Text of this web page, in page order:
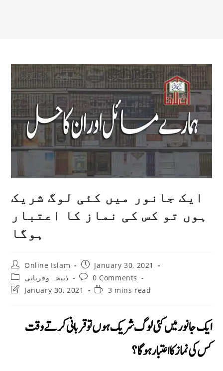
ایک جانور میں کئی لوگ شریک
ہوں تو کس کی نماز کا اعتبار
ہوگا
Post
author:
Online Islam
Post
published:
January 30, 2021
Post
category:
ذبیحہ وقربانی
Post
comments:
0 Comments
PostJanuary 30, 2021
Reading3 mins read
ایک جانور میں کئی لوگ شریک ہوں توقربانى كرتے وقت
کس کی نماز کا اعتبار ہوگا؟